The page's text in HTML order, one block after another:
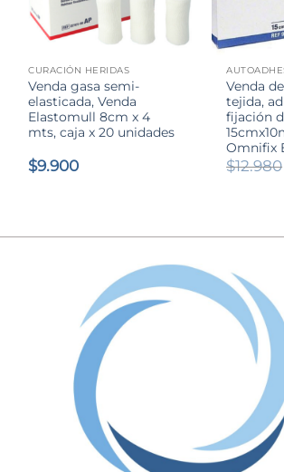
CURACIÓN HERIDAS
Venda gasa semi-
elasticada, Venda
Elastomull 8cm x 4
mts, caja x 20 unidades
$9.900
Venda
tejida,
fijación
Omnifix
$12.980